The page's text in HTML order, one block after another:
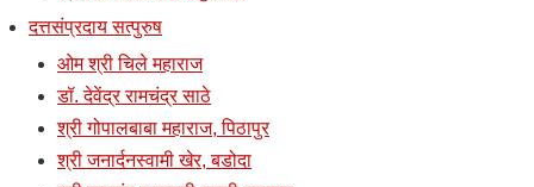
दत्तसंप्रदाय सत्पुरुष
ओम श्री चिले महाराज
डॉ. देवेंद्र रामचंद्र साठे
श्री गोपालबाबा महाराज, पिठापुर
श्री जनार्दनस्वामी खेर, बडोदा